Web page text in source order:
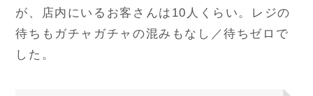
が、店内にいるお客さんは10人くらい。レジの
待ちもガチャガチャの混みもなし／待ちゼロで
した。